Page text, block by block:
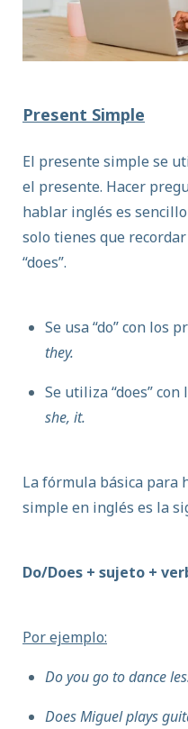
Present Simple
El presente simple se
el presente. Hacer
hablar inglés es
solo tienes que
“does”.
Se usa “do” con los
they.
Se utiliza “does”
she, it.
La fórmula básica para
simple en inglés es la
Do/Does + sujeto +
Por ejemplo:
Do you go to dance
Does Miguel plays